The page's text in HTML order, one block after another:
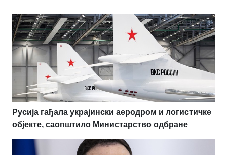
Русија гађала украјински аеродром и логистичке
објекте, саопштило Министарство одбране